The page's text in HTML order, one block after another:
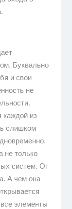
Буквально
и свои
не
каждой из
слишком
не только
систем. От
А чем она
элементы